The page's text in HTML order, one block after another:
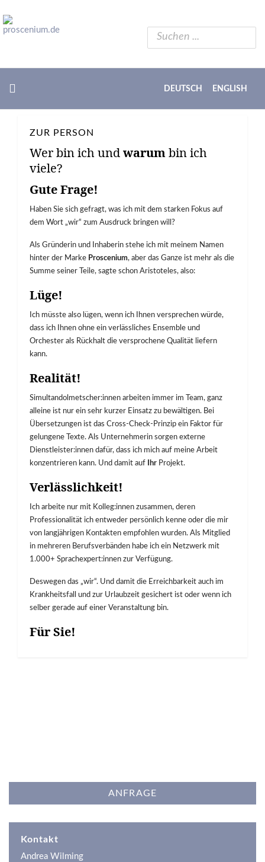
DEUTSCH ENGLISH
ZUR PERSON
Wer bin ich undwarumbin ich
viele?
Gute Frage!
Haben Sie sich gefragt, was ich mit dem starken Fokus auf
dem Wort „wir“ zum Ausdruck bringen will?
Als Gründerin und Inhaberin stehe ich mit meinem Namen
hinter der Marke Proscenium, aber das Ganze ist mehr als die
Summe seiner Teile, sagte schon Aristoteles, also:
Lüge!
Ich müsste also lügen, wenn ich Ihnen versprechen würde,
dass ich Ihnen ohne ein verlässliches Ensemble und
Orchester als Rückhalt die versprochene Qualität liefern
kann.
Realität!
Simultandolmetscher:innen arbeiten immer im Team, ganz
alleine ist nur ein sehr kurzer Einsatz zu bewältigen. Bei
Übersetzungen ist das Cross-Check-Prinzip ein Faktor für
gelungene Texte. Als Unternehmerin sorgen externe
Dienstleister:innen dafür, dass ich mich auf meine Arbeit
konzentrieren kann. Und damit auf
Ihr Projekt.
Verlässlichkeit!
Ich arbeite nur mit Kolleg:innen zusammen, deren
Professionalität ich entweder persönlich kenne oder die mir
von langjährigen Kontakten empfohlen wurden. Als Mitglied
in mehreren Berufsverbänden habe ich ein Netzwerk mit
1.000+ Sprachexpert:innen zur Verfügung.
Deswegen das „wir“. Und damit die Erreichbarkeit auch im
Krankheitsfall und zur Urlaubzeit gesichert ist oder wenn ich
selber gerade auf einer Veranstaltung bin.
Für Sie!
ANFRAGE
Kontakt
Andrea Wilming